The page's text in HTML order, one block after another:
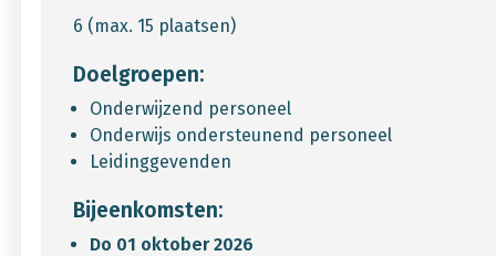
6 (max. 15 plaatsen)
Doelgroepen:
Onderwijzend personeel
Onderwijs ondersteunend personeel
Leidinggevenden
Bijeenkomsten:
Do 01 oktober 2026